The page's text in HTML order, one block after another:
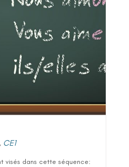
, CE1
visés dans cette séquence: